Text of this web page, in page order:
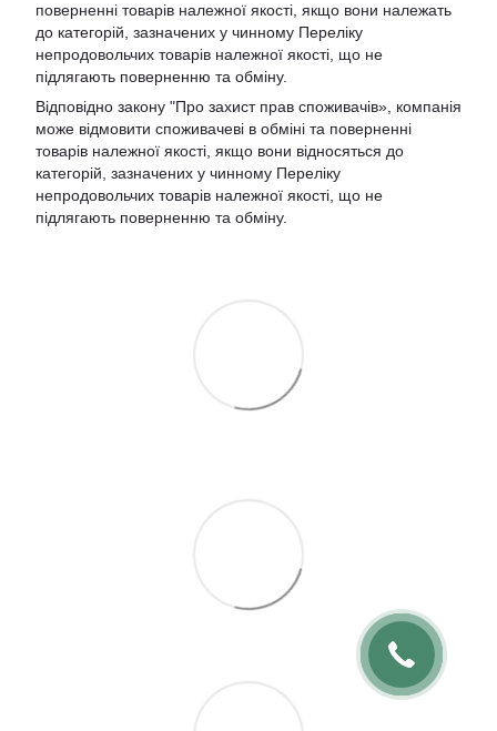
поверненні товарів належної якості, якщо вони належать
до категорій, зазначених у чинному Переліку
непродовольчих товарів належної якості, що не
підлягають поверненню та обміну.
Відповідно закону "Про захист прав споживачів», компанія
може відмовити споживачеві в обміні та поверненні
товарів належної якості, якщо вони відносяться до
категорій, зазначених у чинному Переліку
непродовольчих товарів належної якості, що не
підлягають поверненню та обміну.